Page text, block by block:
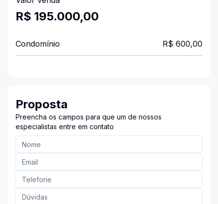
R$ 195.000,00
Condomínio R$ 600,00
Proposta
Preencha os campos para que um de nossos
especialistas entre em contato